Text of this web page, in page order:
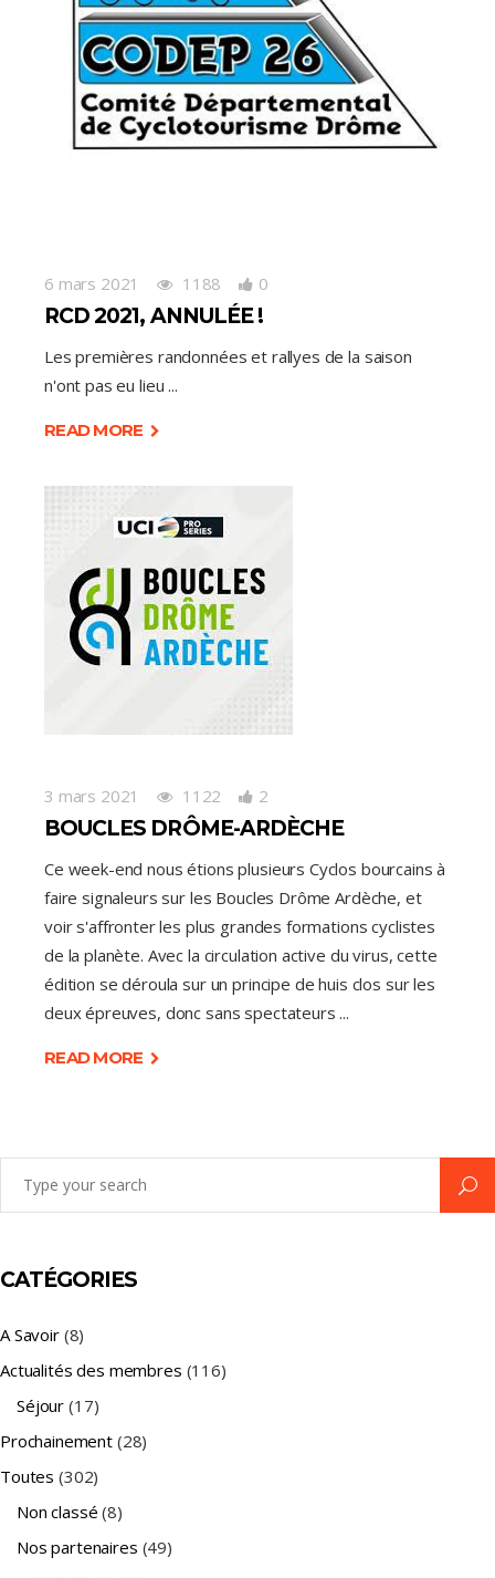
6 mars 2021 1188 0
RCD 2021, ANNULÉE !
Les premières randonnées et rallyes de la saison
n'ont pas eu lieu
READ MORE
3 mars 2021 1122 2
BOUCLES DRÔME-ARDÈCHE
Ce week-end nous étions plusieurs Cyclos bourcains à
faire signaleurs sur les Boucles Drôme Ardèche, et
voir s'affronter les plus grandes formations cyclistes
de la planète. Avec la circulation active du virus, cette
édition se déroula sur un principe de huis clos sur les
deux épreuves, donc sans spectateurs
READ MORE
CATÉGORIES
A Savoir(8)
Actualités des membres (116)
Séjour (17)
Prochainement (28)
Toutes (302)
Non classé (8)
Nos partenaires (49)